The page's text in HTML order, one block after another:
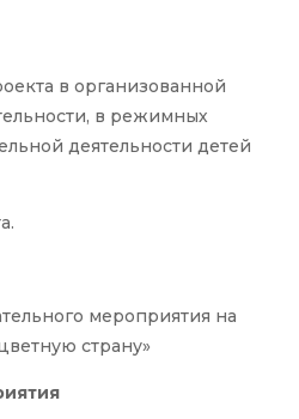
в организованной
в режимных
деятельности детей
мероприятия на
страну»